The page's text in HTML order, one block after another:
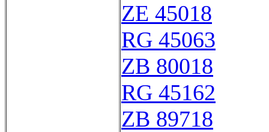
ZE 45018
RG 45063
ZB 80018
RG 45162
ZB 89718